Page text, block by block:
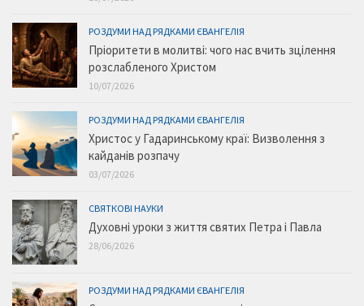
РОЗДУМИ НАД РЯДКАМИ ЄВАНГЕЛІЯ
Пріоритети в молитві: чого нас вчить зцілення
розслабленого Христом
10/07/2026
РОЗДУМИ НАД РЯДКАМИ ЄВАНГЕЛІЯ
Христос у Гадаринському краї: Визволення з
кайданів розпачу
03/07/2026
СВЯТКОВІ НАУКИ
Духовні уроки з життя святих Петра і Павла
28/06/2026
РОЗДУМИ НАД РЯДКАМИ ЄВАНГЕЛІЯ